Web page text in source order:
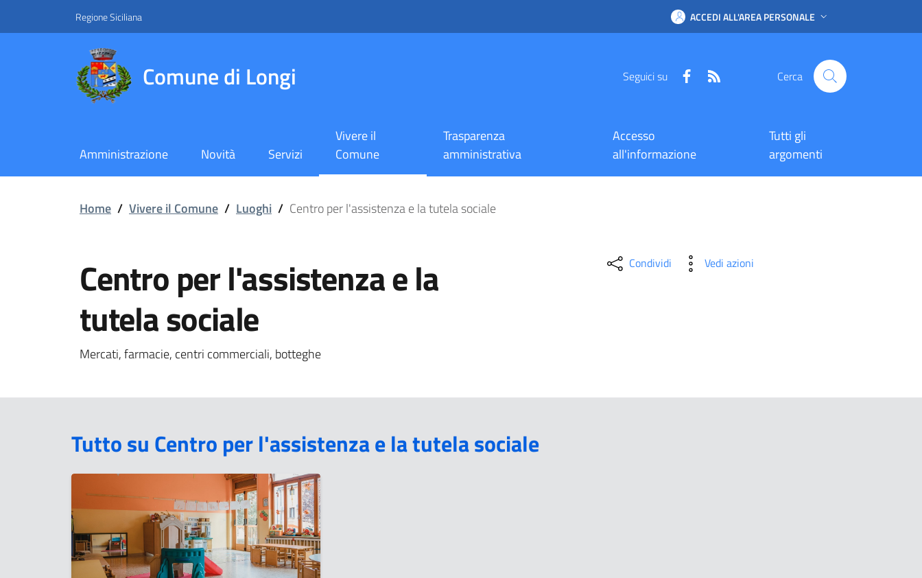
Regione Siciliana ACCEDI ALL'AREA PERSONALE
Comune di Longi Seguici su Facebook Cerca
Amministrazione Novità Servizi
Vivere il
Comune
Trasparenza
amministrativa
Accesso
all'informazione
Tutti gli
argomenti
Centro per l'assistenza e la tutela sociale
Home / Vivere il Comune / Luoghi / Centro per l'assistenza e la tutela sociale
Centro per l'assistenza e la
tutela sociale
Mercati, farmacie, centri commerciali, botteghe
Condividi Vedi azioni
Tutto su Centro per l'assistenza e la tutela sociale